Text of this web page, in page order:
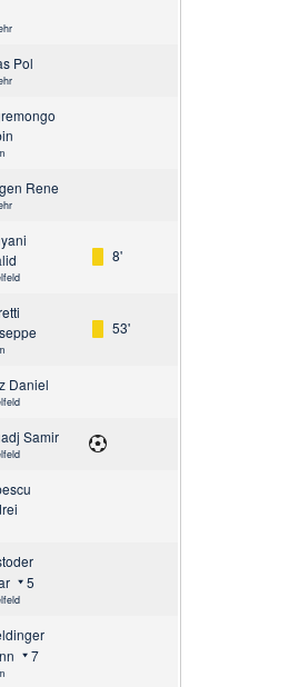
Pol
Rene
8'
53'
Daniel
Samir
5
7